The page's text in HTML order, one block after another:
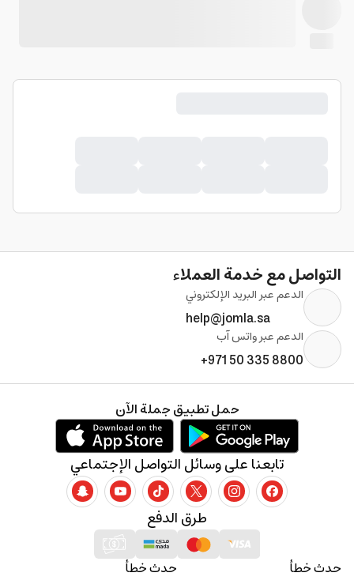
التواصل مع خدمة العملاء
الدعم عبر البريد الإلكتروني
help@jomla.sa
الدعم عبر واتس آب
+971 50 335 8800
حدث خطأ حدث خطأ
طرق الدفع
تابعنا على وسائل التواصل الإجتماعي
حمل تطبيق جملة الآن